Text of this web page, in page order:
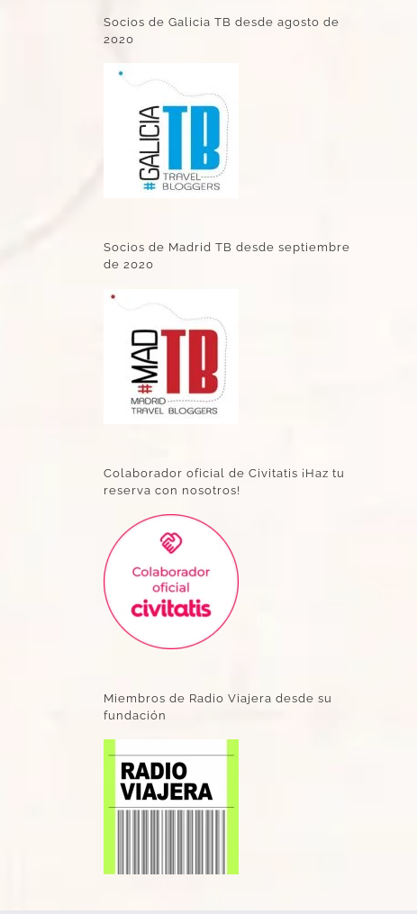
Socios de Galicia TB desde agosto de
2020
Socios de Madrid TB desde septiembre
de 2020
Colaborador oficial de Civitatis ¡Haz tu
reserva con nosotros!
Miembros de Radio Viajera desde su
fundación